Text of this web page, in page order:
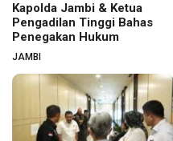
Kapolda Jambi & Ketua
Pengadilan Tinggi Bahas
Penegakan Hukum
JAMBI